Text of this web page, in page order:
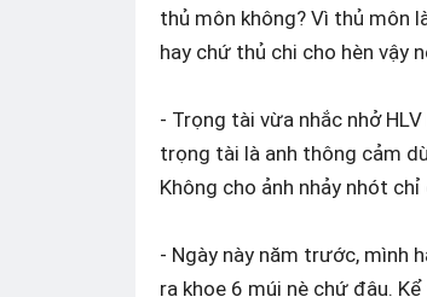
thủ môn không? Vì thủ môn
hay chứ thủ chi cho hèn vậy
- Trọng tài vừa nhắc nhở
trọng tài là anh thông cảm
Không cho ảnh nhảy nhót
- Ngày này năm trước, mình
ra khoe 6 múi nè chứ đâu.